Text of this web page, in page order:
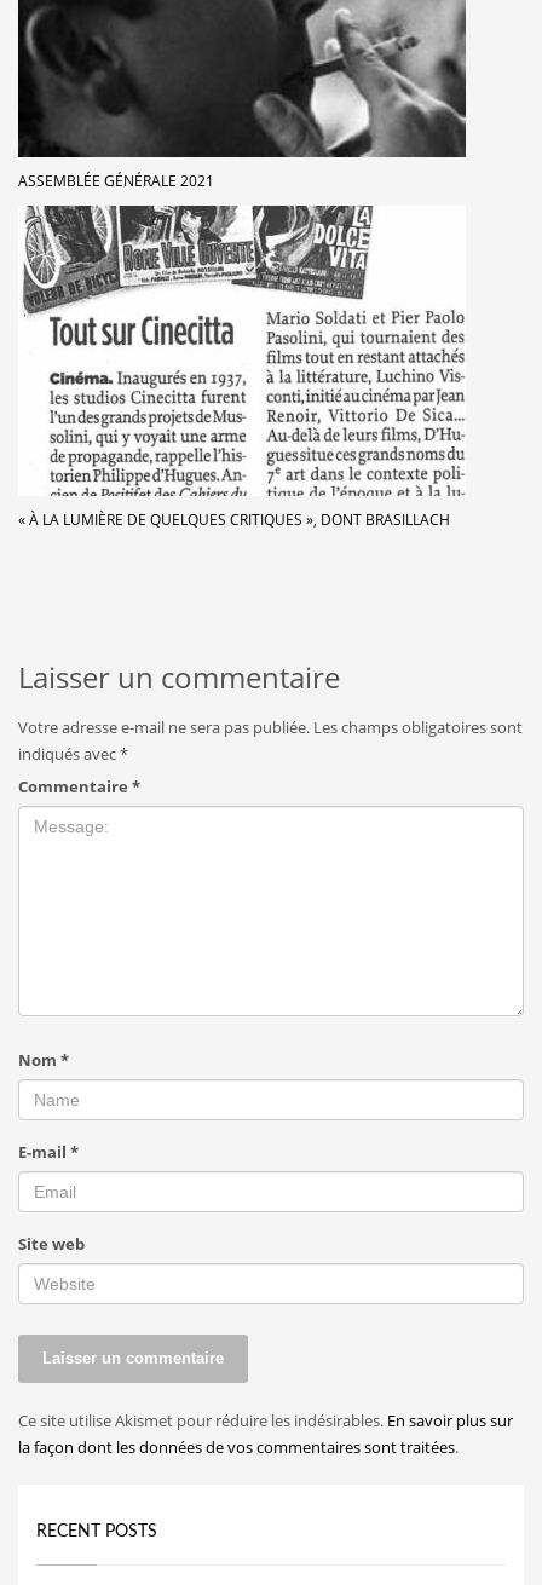
ASSEMBLÉE GÉNÉRALE 2021
« À LA LUMIÈRE DE QUELQUES CRITIQUES », DONT BRASILLACH
Laisser un commentaire
Votre adresse e-mail ne sera pas publiée. Les champs obligatoires sont
indiqués avec*
Commentaire *
Nom *
E-mail *
Site web
Ce site utilise Akismet pour réduire les indésirables. En savoir plus sur
la façon dont les données de vos commentaires sont traitées.
RECENT POSTS